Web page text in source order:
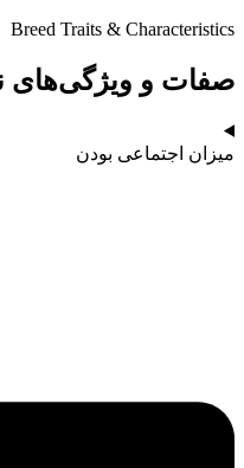
Breed Traits & Characteristics
صفات و ویژگی‌های
میزان اجتماعی بودن